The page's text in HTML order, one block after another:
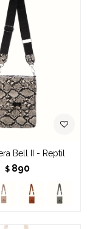
Bell II - Reptil
$ 890